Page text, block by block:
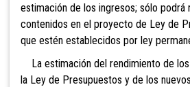
estimación de los ingresos; sólo podrá
contenidos en el proyecto de Ley de
que estén establecidos por ley
La estimación del rendimiento de
la Ley de Presupuestos y de los